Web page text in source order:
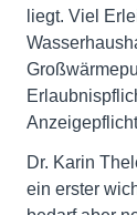
liegt. Viel
Dr. Karin
ein erster